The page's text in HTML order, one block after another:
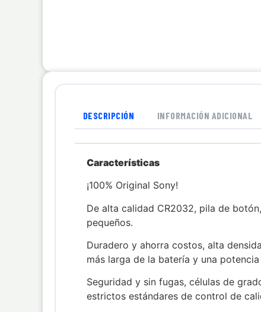
DESCRIPCIÓN INFORMACIÓN ADICIONAL
Características
¡100% Original Sony!
De alta calidad CR2032, pila de
pequeños.
Duradero y ahorra costos, alta
más larga de la batería y una
Seguridad y sin fugas, células de
estrictos estándares de control de